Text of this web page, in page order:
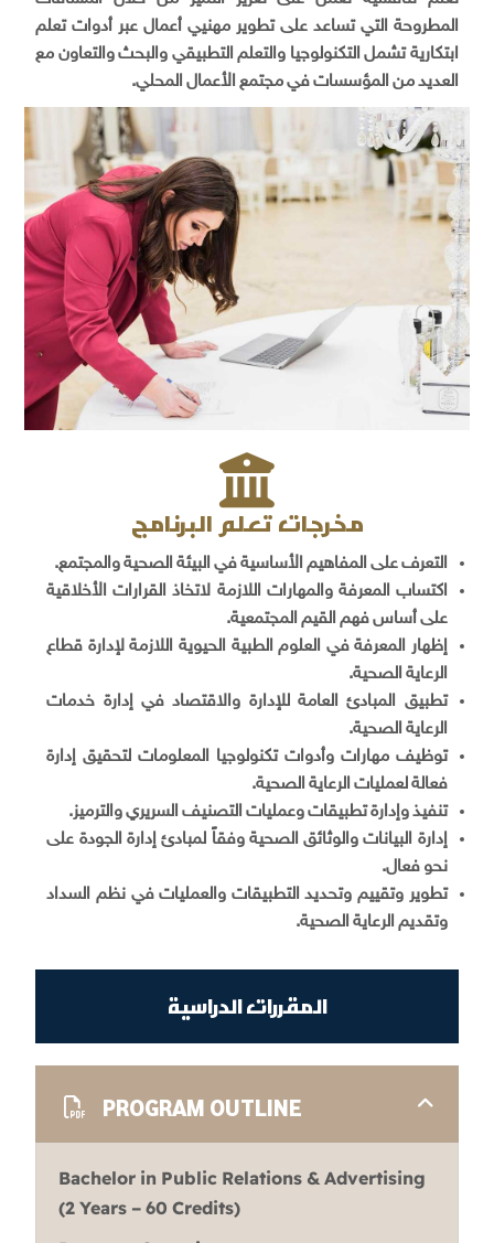
المطروحة التي تساعد على تطوير مهنيي أعمال عبر أدوات تعلم
ابتكارية تشمل التكنولوجيا والتعلم التطبيقي والبحث والتعاون مع
العديد من المؤسسات في مجتمع الأعمال المحلي.
مخرجات تعلم البرنامج
التعرف على المفاهيم الأساسية في البيئة الصحية والمجتمع.
اكتساب المعرفة والمهارات اللازمة لاتخاذ القرارات الأخلاقية
على أساس فهم القيم المجتمعية.
إظهار المعرفة في العلوم الطبية الحيوية اللازمة لإدارة قطاع
الرعاية الصحية.
تطبيق المبادئ العامة للإدارة والاقتصاد في إدارة خدمات
الرعاية الصحية.
توظيف مهارات وأدوات تكنولوجيا المعلومات لتحقيق إدارة
فعالة لعمليات الرعاية الصحية.
تنفيذ وإدارة تطبيقات وعمليات التصنيف السريري والترميز.
إدارة البيانات والوثائق الصحية وفقاً لمبادئ إدارة الجودة على
نحو فعال.
تطوير وتقييم وتحديد التطبيقات والعمليات في نظم السداد
وتقديم الرعاية الصحية.
المقررات الدراسية
PROGRAM OUTLINE
Bachelor in Public Relations & Advertising
(2 Years – 60 Credits)